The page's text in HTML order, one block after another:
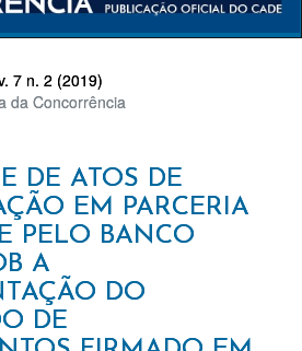
7 n. 2 (2019)
da Concorrência
DE ATOS DE
EM PARCERIA
PELO BANCO
A
DO
DE